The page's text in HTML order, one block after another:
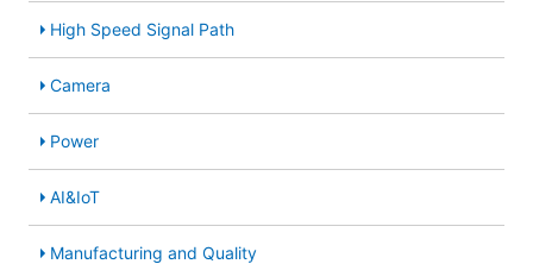
High Speed Signal Path
Camera
Power
AI&IoT
Manufacturing and Quality